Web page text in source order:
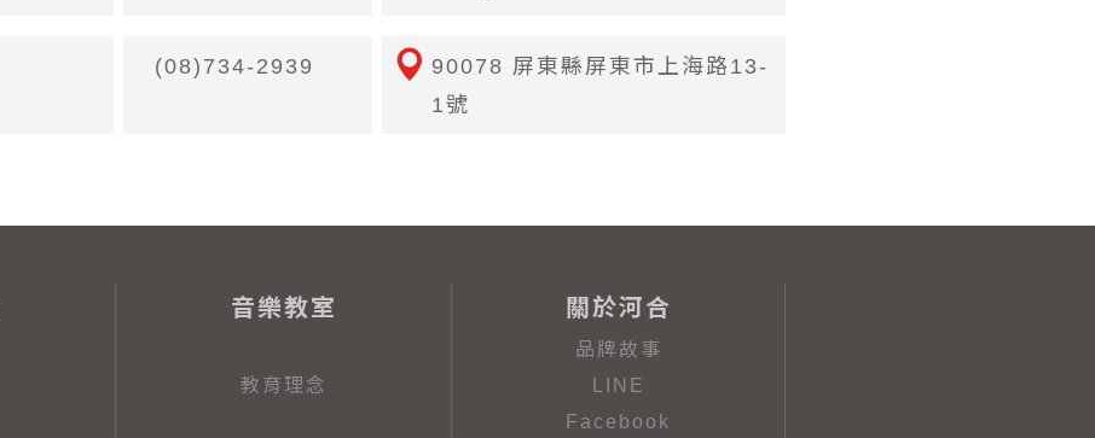
(08)734-2939
90078 屏東縣屏東市上海路13-
1號
音樂教室
教育理念
關於河合
品牌故事
LINE
Facebook